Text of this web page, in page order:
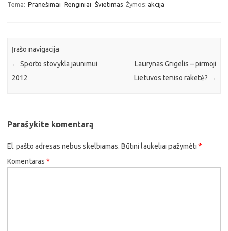
Tema: Pranešimai Renginiai Švietimas Žymos: akcija
Įrašo navigacija
← Sporto stovykla jaunimui
2012
Laurynas Grigelis – pirmoji
Lietuvos teniso raketė? →
Parašykite komentarą
El. pašto adresas nebus skelbiamas. Būtini laukeliai pažymėti *
Komentaras *